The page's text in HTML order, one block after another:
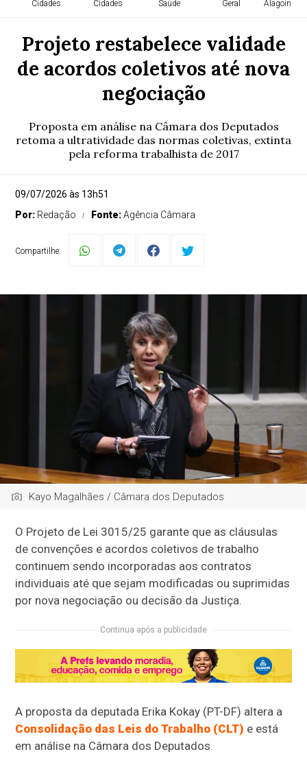
Cidades Cidades Saúde Geral Alagoinhas
Projeto restabelece validade
de acordos coletivos até nova
negociação
Proposta em análise na Câmara dos Deputados
retoma a ultratividade das normas coletivas, extinta
pela reforma trabalhista de 2017
09/07/2026 às 13h51
Por: Redação Fonte:Agência Câmara
Compartilhe:
Kayo Magalhães / Câmara dos Deputados
O Projeto de Lei 3015/25 garante que as cláusulas
de convenções e acordos coletivos de trabalho
continuem sendo incorporadas aos contratos
individuais até que sejam modificadas ou suprimidas
por nova negociação ou decisão da Justiça.
Continua após a publicidade
A proposta da deputada Erika Kokay (PT-DF) altera a
Consolidação das Leis do Trabalho (CLT) e está
em análise na Câmara dos Deputados.